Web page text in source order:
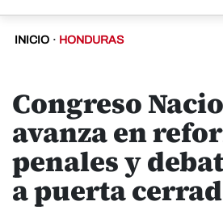
INICIO · HONDURAS
Congreso
avanza en
penales y
a puerta